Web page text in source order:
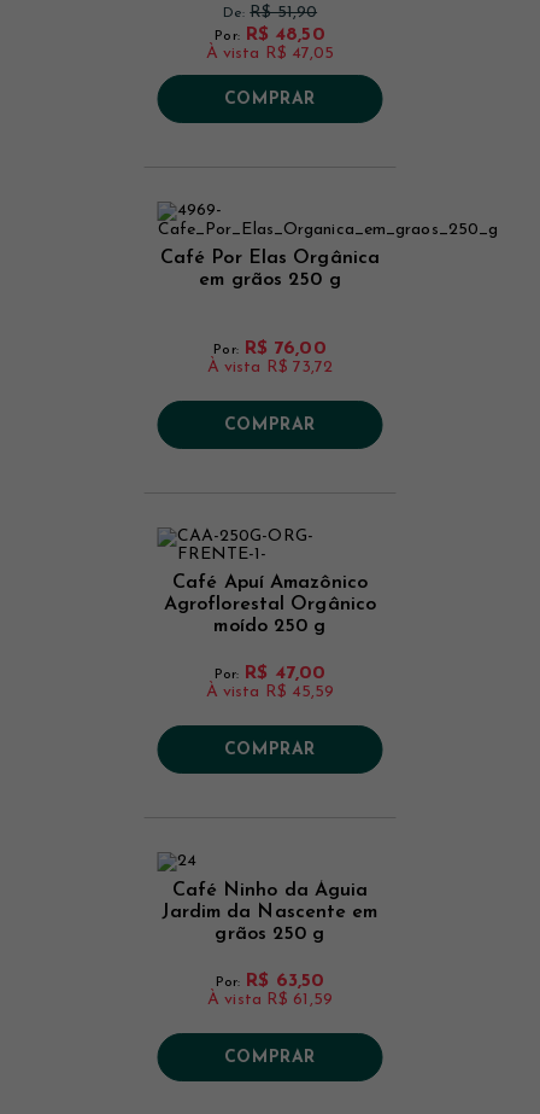
De:R$ 51,90
Por: R$ 48,50
À vista R$ 47,05
COMPRAR
Café Por Elas Orgânica
em grãos 250 g
Por: R$ 76,00
À vista R$ 73,72
COMPRAR
Café Apuí Amazônico
Agroflorestal Orgânico
moído 250 g
Por: R$ 47,00
À vista R$ 45,59
COMPRAR
Café Ninho da Águia
Jardim da Nascente em
grãos 250 g
Por: R$ 63,50
À vista R$ 61,59
COMPRAR